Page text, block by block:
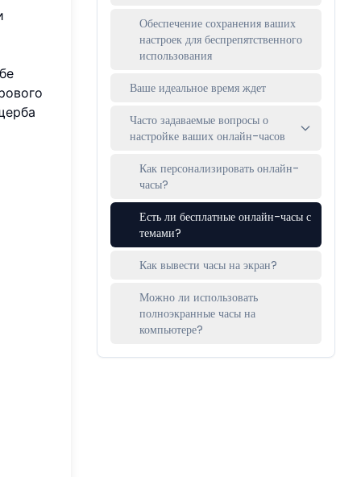
Обеспечение сохранения ваших
настроек для беспрепятственного
использования
Ваше идеальное время ждет
Часто задаваемые вопросы о
настройке ваших онлайн-часов
Как персонализировать онлайн-
часы?
Есть ли бесплатные онлайн-часы с
темами?
Как вывести часы на экран?
Можно ли использовать
полноэкранные часы на
компьютере?